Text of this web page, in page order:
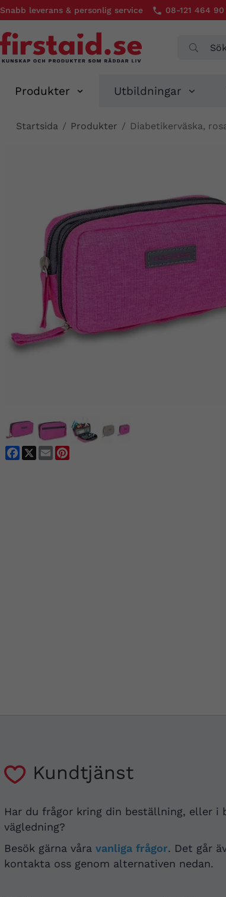
Snabb leverans & personlig service 08-121 464
Produkter Utbildningar
Startsida / Produkter / Diabetikerväska,
Facebook
X Email
Kundtjänst
Har du frågor kring din beställning, eller i
vägledning?
Besök gärna våra vanliga frågor. Det går
kontakta oss genom alternativen nedan.